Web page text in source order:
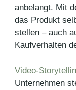
anbelangt. Mit
das Produkt
stellen – auch
Kaufverhalten
Video-
Unternehmen